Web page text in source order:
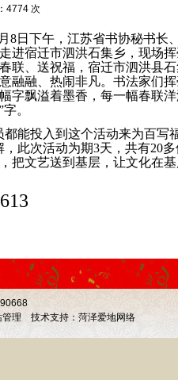
4774 次
日下午，江苏省书协秘书长
进宿迁市泗洪石集乡，现场挥
联、送祝福，宿迁市泗洪县
融融、热闹非凡。书法家们挥
字飘溢着墨香，每一幅春联
。
能投入到这个活动来为百写
此次活动为期3天，共有20
把文艺送到基层，让文化在
管理 技术支持：菏泽爱地网络